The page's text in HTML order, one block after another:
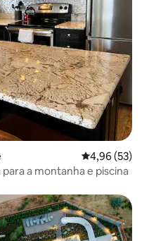
4,96 de uma
4,96 (53)
a montanha e piscina